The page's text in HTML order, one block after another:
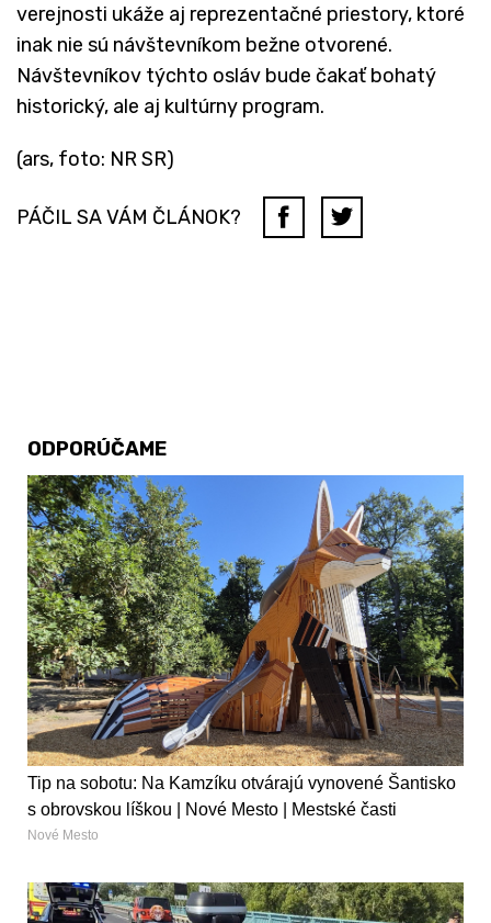
verejnosti ukáže aj reprezentačné priestory, ktoré
inak nie sú návštevníkom bežne otvorené.
Návštevníkov týchto osláv bude čakať bohatý
historický, ale aj kultúrny program.
(ars, foto: NR SR)
PÁČIL SA VÁM ČLÁNOK?
ODPORÚČAME
Tip na sobotu: Na Kamzíku otvárajú vynovené Šantisko
s obrovskou líškou | Nové Mesto | Mestské časti
Nové Mesto